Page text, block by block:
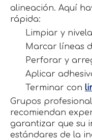
alineación. Aquí
rápida:
Limpiar y
Marcar líneas
Perforar y
Aplicar
Terminar con
Grupos
recomiendan
garantizar que su
estándares de la